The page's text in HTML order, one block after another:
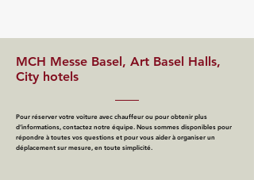
MCH Messe Basel, Art Basel Halls,
City hotels
Pour réserver votre voiture avec chauffeur ou pour obtenir plus
d’informations, contactez notre équipe. Nous sommes disponibles pour
répondre à toutes vos questions et pour vous aider à organiser un
déplacement sur mesure, en toute simplicité.